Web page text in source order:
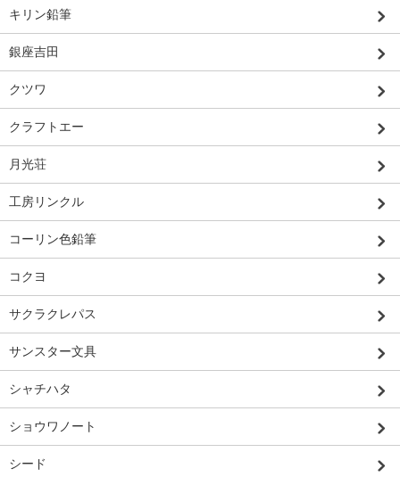
キリン鉛筆
銀座吉田
クツワ
クラフトエー
月光荘
工房リンクル
コーリン色鉛筆
コクヨ
サクラクレパス
サンスター文具
シャチハタ
ショウワノート
シード